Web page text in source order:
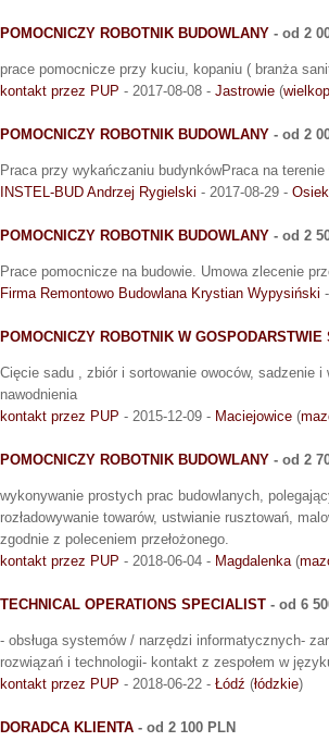
POMOCNICZY ROBOTNIK BUDOWLANY - od 2
prace pomocnicze przy kuciu, kopaniu ( branża
kontakt przez PUP - 2017-08-08 - Jastrowie (
POMOCNICZY ROBOTNIK BUDOWLANY - od 2
Praca przy wykańczaniu budynkówPraca na
INSTEL-BUD Andrzej Rygielski - 2017-08-29 -
POMOCNICZY ROBOTNIK BUDOWLANY - od 2
Prace pomocnicze na budowie. Umowa zlecenie
Firma Remontowo Budowlana Krystian Wypysiński
POMOCNICZY ROBOTNIK W GOSPODARSTWIE
Cięcie sadu , zbiór i sortowanie owoców, sadzenie
nawodnienia
kontakt przez PUP - 2015-12-09 - Maciejowice (
POMOCNICZY ROBOTNIK BUDOWLANY - od 2
wykonywanie prostych prac budowlanych,
rozładowywanie towarów, ustwianie rusztowań,
zgodnie z poleceniem przełożonego.
kontakt przez PUP - 2018-06-04 - Magdalenka(
TECHNICAL OPERATIONS SPECIALIST - od 6
- obsługa systemów / narzędzi informatycznych-
rozwiązań i technologii- kontakt z zespołem w
kontakt przez PUP - 2018-06-22 - Łódź (łódzkie)
DORADCA KLIENTA - od 2 100 PLN